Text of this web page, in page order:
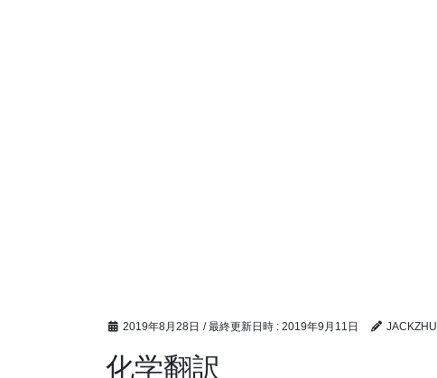
2019年8月28日 / 最終更新日時 : 2019年9月11日 JACKZHU
化学翻訳